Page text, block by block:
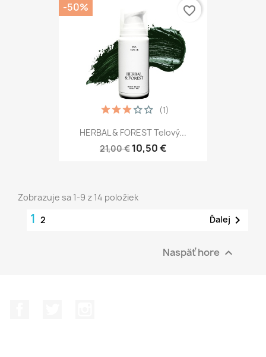
HERBAL & FOREST Telový...
21,00 € 10,50 €
(1)
-50% favorite_border
Zobrazuje sa 1-9 z 14 položiek
1 2 Ďalej 
Naspäť hore 